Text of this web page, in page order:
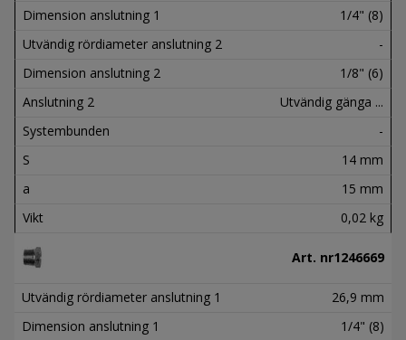
Dimension anslutning 1
1/4" (8)
Utvändig rördiameter anslutning 2
-
Dimension anslutning 2
1/8" (6)
Anslutning 2
Utvändig gänga ...
Systembunden
-
S
14 mm
a
15 mm
Vikt
0,02 kg
Art. nr1246669
Utvändig rördiameter anslutning 1
26,9 mm
Dimension anslutning 1
1/4" (8)